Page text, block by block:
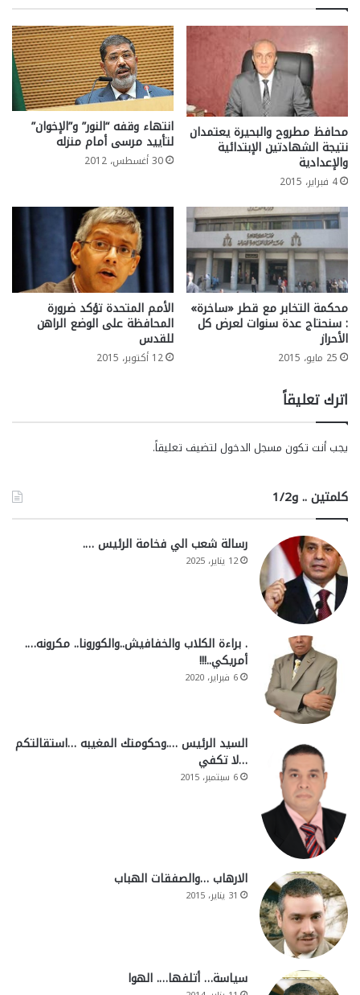
محافظ مطروح والبحيرة يعتمدان
نتيجة الشهادتين الإبتدائية
والإعدادية
4 فبراير، 2015
انتهاء وقفه “النور” و”الإخوان”
لتأييد مرسى أمام منزله
30 أغسطس، 2012
محكمة التخابر مع قطر «ساخرة»
: سنحتاج عدة سنوات لعرض كل
الأحراز
25 مايو، 2015
الأمم المتحدة تؤكد ضرورة
المحافظة على الوضع الراهن
للقدس
12 أكتوبر، 2015
اترك تعليقاً
يجب أنت تكون مسجل الدخول لتضيف تعليقاً.
كلمتين .. و1/2
رسالة شعب الي فخامة الرئيس ….
12 يناير، 2025
. براءة الكلاب والخفافيش..والكورونا.. مكرونه….
أمريكي..!!!
6 فبراير، 2020
السيد الرئيس ….وحكومتك المغيبه …استقالتكم
…لا تكفي
6 سبتمبر، 2015
الارهاب …والصفقات الهباب
31 يناير، 2015
سياسة… أتلفها…. الهوا